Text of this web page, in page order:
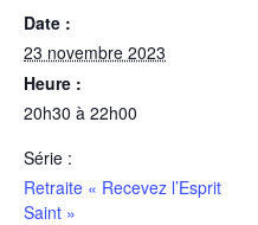
Date :
23 novembre 2023
Heure :
20h30 à 22h00
Série :
Retraite « Recevez l’Esprit
Saint »